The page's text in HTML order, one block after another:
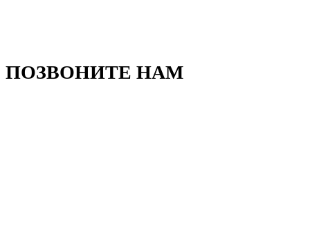
ПОЗВОНИТЕ НАМ